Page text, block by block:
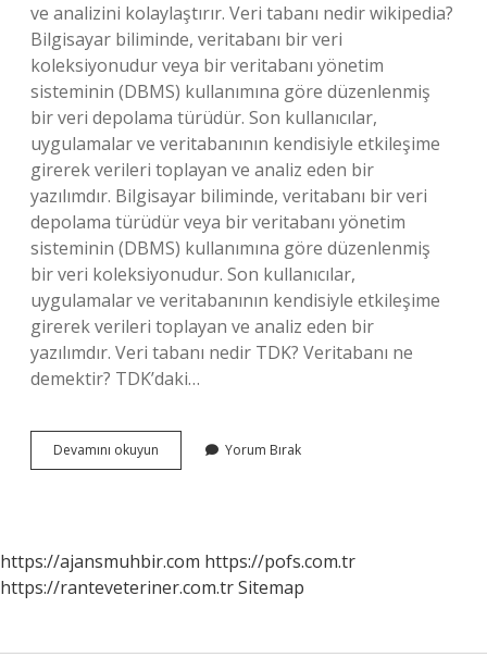
ve analizini kolaylaştırır. Veri tabanı nedir wikipedia?
Bilgisayar biliminde, veritabanı bir veri
koleksiyonudur veya bir veritabanı yönetim
sisteminin (DBMS) kullanımına göre düzenlenmiş
bir veri depolama türüdür. Son kullanıcılar,
uygulamalar ve veritabanının kendisiyle etkileşime
girerek verileri toplayan ve analiz eden bir
yazılımdır. Bilgisayar biliminde, veritabanı bir veri
depolama türüdür veya bir veritabanı yönetim
sisteminin (DBMS) kullanımına göre düzenlenmiş
bir veri koleksiyonudur. Son kullanıcılar,
uygulamalar ve veritabanının kendisiyle etkileşime
girerek verileri toplayan ve analiz eden bir
yazılımdır. Veri tabanı nedir TDK? Veritabanı ne
demektir? TDK’daki…
Devamını okuyun
Tabanı
Yorum Bırak
https://ajansmuhbir.com https://pofs.com.tr
https://ranteveteriner.com.trSitemap